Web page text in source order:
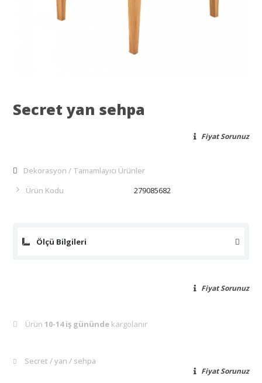
Secret yan sehpa
Fiyat Sorunuz
Dekorasyon
Tamamlayıcı Ürünler
Ürün Kodu
279085682
Ölçü Bilgileri
Fiyat Sorunuz
Ürün10-14 iş gününde kargolanır
Secret yan sehpa
Fiyat Sorunuz